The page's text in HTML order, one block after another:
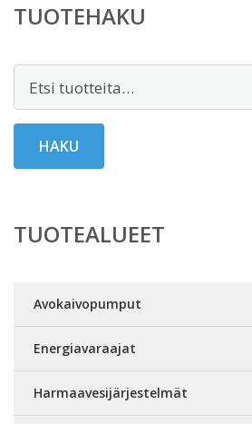
TUOTEHAKU
Etsi:
HAKU
TUOTEALUEET
Avokaivopumput
Energiavaraajat
Harmaavesijärjestelmät